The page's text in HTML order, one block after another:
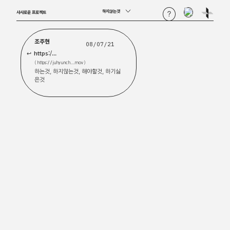
사사로운 프로젝트 하지않는것
조주현 08/07/21
https:/...
( https://juhyunch....mov )
하는것, 하지않는것, 해야할것, 하기싫
은것